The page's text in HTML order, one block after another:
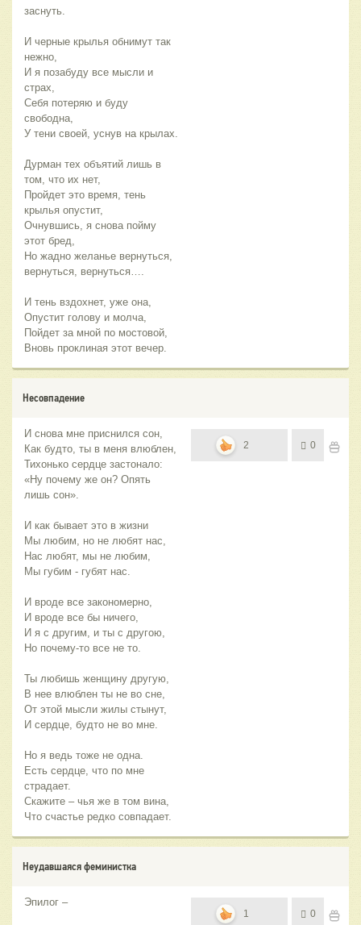
заснуть.
И черные крылья обнимут так
нежно,
И я позабуду все мысли и
страх,
Себя потеряю и буду
свободна,
У тени своей, уснув на крылах.
Дурман тех объятий лишь в
том, что их нет,
Пройдет это время, тень
крылья опустит,
Очнувшись, я снова пойму
этот бред,
Но жадно желанье вернуться,
вернуться, вернуться….
И тень вздохнет, уже она,
Опустит голову и молча,
Пойдет за мной по мостовой,
Вновь проклиная этот вечер.
Несовпадение
И снова мне приснился сон,
Как будто, ты в меня влюблен,
Тихонько сердце застонало:
«Ну почему же он? Опять
лишь сон».
И как бывает это в жизни
Мы любим, но не любят нас,
Нас любят, мы не любим,
Мы губим - губят нас.
И вроде все закономерно,
И вроде все бы ничего,
И я с другим, и ты с другою,
Но почему-то все не то.
Ты любишь женщину другую,
В нее влюблен ты не во сне,
От этой мысли жилы стынут,
И сердце, будто не во мне.
Но я ведь тоже не одна.
Есть сердце, что по мне
страдает.
Скажите – чья же в том вина,
Что счастье редко совпадает.
2 0
Неудавшаяся феминистка
Эпилог –
1 0